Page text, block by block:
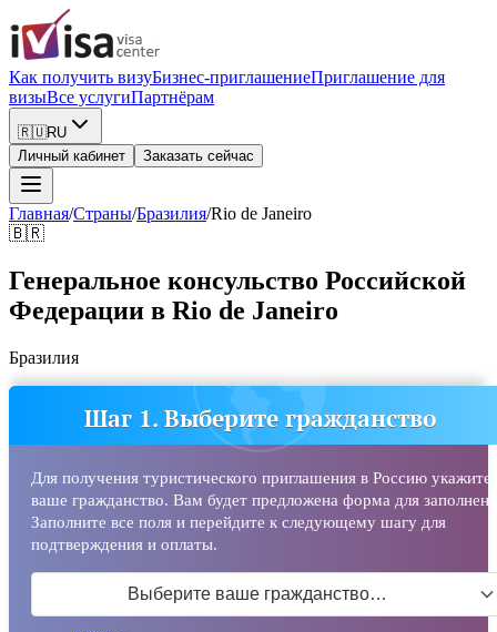
Как получить визуБизнес-приглашениеПриглашение для
визыВсе услугиПартнёрам
🇷🇺RU
Личный кабинет
Заказать сейчас
Главная/Страны/Бразилия/Rio de Janeiro
🇧🇷
Генеральное консульство Российской
Федерации в Rio de Janeiro
Бразилия
Шаг 1. Выберите гражданство
Для получения туристического приглашения в Россию укажите
ваше гражданство. Вам будет предложена форма для
Заполните все поля и перейдите к следующему шагу для
подтверждения и оплаты.
Выберите ваше гражданство…